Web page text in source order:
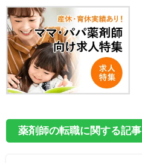
薬剤師の転職に関する記事